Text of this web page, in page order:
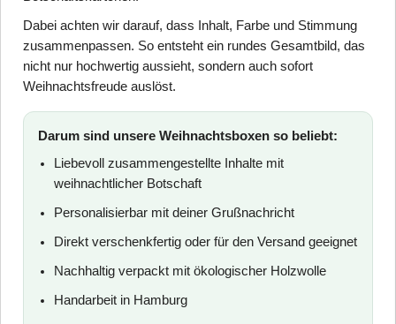
Dabei achten wir darauf, dass Inhalt, Farbe und Stimmung
zusammenpassen. So entsteht ein rundes Gesamtbild, das
nicht nur hochwertig aussieht, sondern auch sofort
Weihnachtsfreude auslöst.
Darum sind unsere Weihnachtsboxen so beliebt:
Liebevoll zusammengestellte Inhalte mit
weihnachtlicher Botschaft
Personalisierbar mit deiner Grußnachricht
Direkt verschenkfertig oder für den Versand geeignet
Nachhaltig verpackt mit ökologischer Holzwolle
Handarbeit in Hamburg